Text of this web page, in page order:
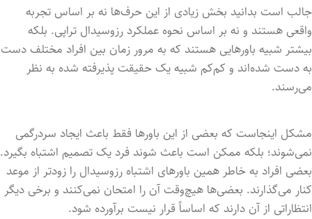
جالب است بدانید بخش زیادی از این حرف‌ها نه بر اساس تجربه
واقعی هستند و نه بر اساس نحوه عملکرد رزوسیدال تراپی. بلکه
بیشتر شبیه باورهایی هستند که به مرور زمان بین افراد مختلف دست
به دست شده‌اند و کم‌کم شبیه یک حقیقت پذیرفته شده به نظر
می‌رسند.
مشکل اینجاست که بعضی از این باورها فقط باعث ایجاد سردرگمی
نمی‌شوند؛ بلکه ممکن است باعث شوند فرد یک تصمیم اشتباه بگیرد.
بعضی افراد به خاطر همین باورهای اشتباه رزوسیدال را زودتر از موعد
کنار می‌گذارند. بعضی‌ها هیچ‌وقت آن را امتحان نمی‌کنند و برخی دیگر
انتظاراتی از آن دارند که اساساً قرار نیست برآورده شود.